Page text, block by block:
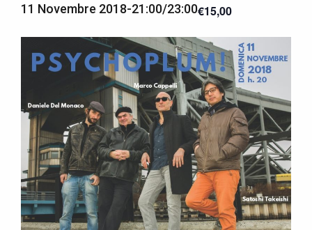
11 Novembre 2018-21:00/23:00€15,00